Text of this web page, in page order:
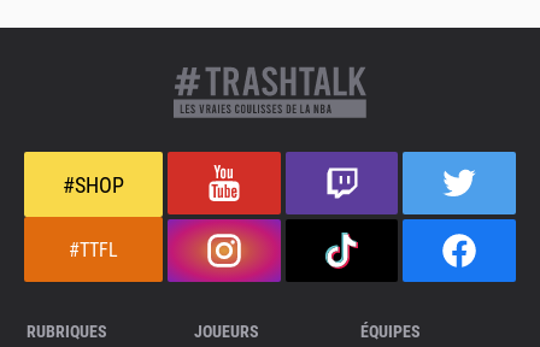
#SHOP
#TTFL
RUBRIQUES
JOUEURS ÉQUIPES